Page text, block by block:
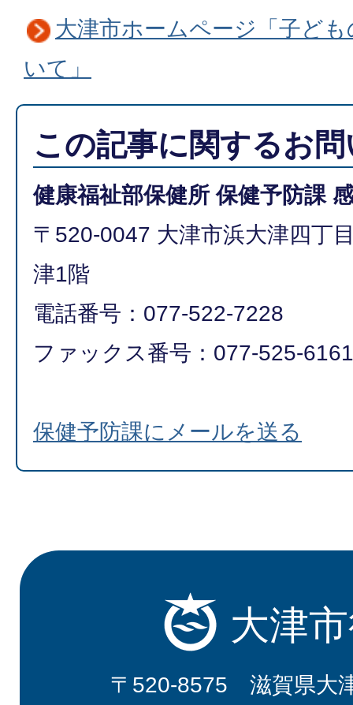
大津市ホームページ「子ど
いて」
この記事に関するお
健康福祉部保健所 保健予防課
〒520-0047 大津市浜大津四丁
津1階
電話番号：077-522-7228
ファックス番号：077-525-6161
保健予防課にメールを送る
大津
〒520-8575 滋賀県大